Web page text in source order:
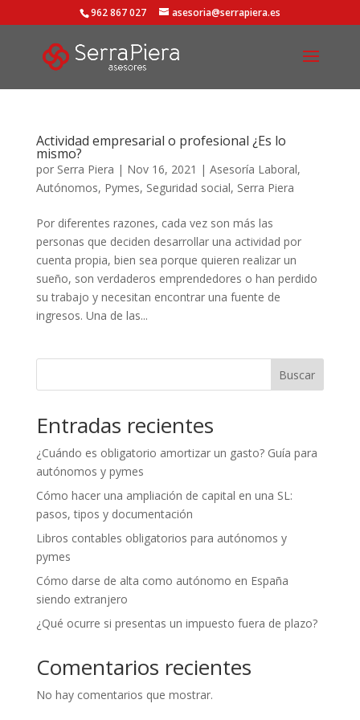
962 867 027 asesoria@serrapiera.es
Actividad empresarial o profesional ¿Es lo
mismo?
por Serra Piera | Nov 16, 2021 | Asesoría Laboral,
Autónomos, Pymes, Seguridad social, Serra Piera
Por diferentes razones, cada vez son más las
personas que deciden desarrollar una actividad por
cuenta propia, bien sea porque quieren realizar un
sueño, son verdaderos emprendedores o han perdido
su trabajo y necesitan encontrar una fuente de
ingresos. Una de las...
Buscar
Entradas recientes
¿Cuándo es obligatorio amortizar un gasto? Guía para
autónomos y pymes
Cómo hacer una ampliación de capital en una SL:
pasos, tipos y documentación
Libros contables obligatorios para autónomos y
pymes
Cómo darse de alta como autónomo en España
siendo extranjero
¿Qué ocurre si presentas un impuesto fuera de plazo?
Comentarios recientes
No hay comentarios que mostrar.